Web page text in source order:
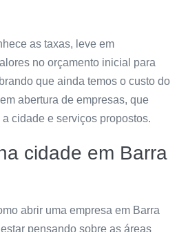
as taxas, leve em
no orçamento inicial para
que ainda temos o custo do
abertura de empresas, que
cidade e serviços propostos.
cidade em Barra
abrir uma empresa em Barra
pensando sobre as áreas